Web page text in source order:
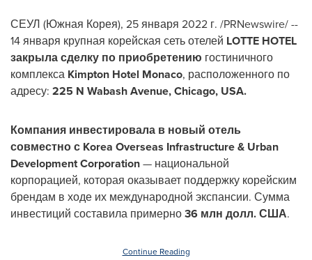
СЕУЛ (Южная Корея), 25 января 2022 г. /PRNewswire/ --
14 января крупная корейская сеть отелей LOTTE HOTEL
закрыла сделку по приобретению гостиничного
комплекса Kimpton Hotel Monaco, расположенного по
адресу: 225 N Wabash Avenue,Chicago, USA.
Компания инвестировала в новый отель
совместно с Korea Overseas Infrastructure & Urban
Development Corporation— национальной
корпорацией, которая оказывает поддержку корейским
брендам в ходе их международной экспансии. Сумма
инвестиций составила примерно36 млн долл. США.
Continue Reading